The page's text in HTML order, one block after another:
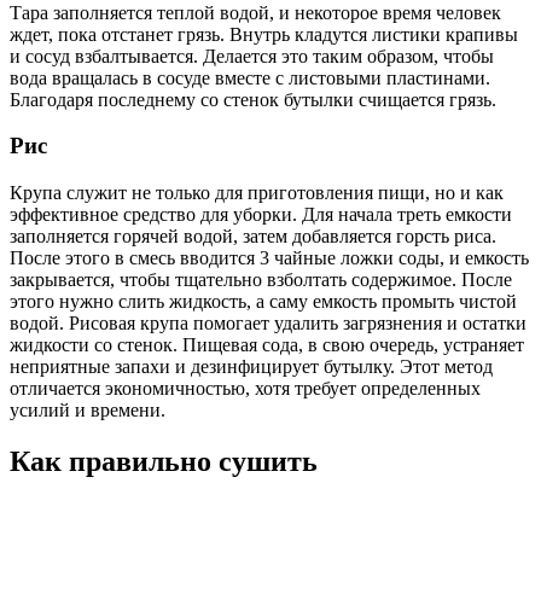
Тара заполняется теплой водой, и некоторое время человек
ждет, пока отстанет грязь. Внутрь кладутся листики крапивы
и сосуд взбалтывается. Делается это таким образом, чтобы
вода вращалась в сосуде вместе с листовыми пластинами.
Благодаря последнему со стенок бутылки счищается грязь.
Рис
Крупа служит не только для приготовления пищи, но и как
эффективное средство для уборки. Для начала треть емкости
заполняется горячей водой, затем добавляется горсть риса.
После этого в смесь вводится 3 чайные ложки соды, и емкость
закрывается, чтобы тщательно взболтать содержимое. После
этого нужно слить жидкость, а саму емкость промыть чистой
водой. Рисовая крупа помогает удалить загрязнения и остатки
жидкости со стенок. Пищевая сода, в свою очередь, устраняет
неприятные запахи и дезинфицирует бутылку. Этот метод
отличается экономичностью, хотя требует определенных
усилий и времени.
Как правильно сушить